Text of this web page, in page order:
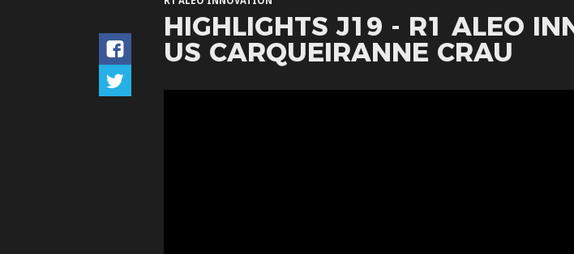
HIGHLIGHTS J19 - R1 ALEO
US CARQUEIRANNE CRAU